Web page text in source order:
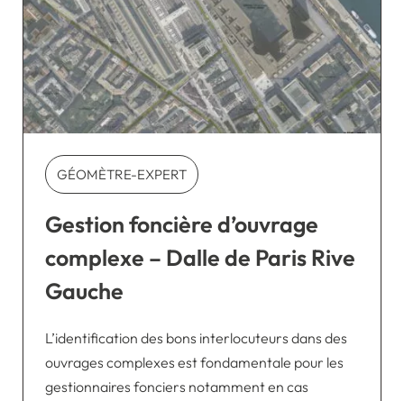
GÉOMÈTRE-EXPERT
Gestion foncière d’ouvrage
complexe – Dalle de Paris Rive
Gauche
L’identification des bons interlocuteurs dans des
ouvrages complexes est fondamentale pour les
gestionnaires fonciers notamment en cas